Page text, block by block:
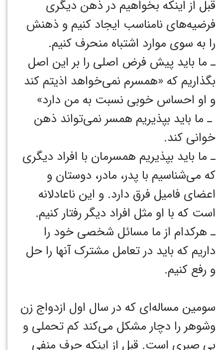
قبل از اینکه بخواهیم در ذهن دیگری
فرضیه‌های نامناسب ایجاد کنیم و ذهنش
را به سوی موارد اشتباه منحرف کنیم.
ـ ما باید پیش فرض اصلی را بر این اصل
بگذاریم که «همسرم نمی‌خواهد اذیتم کند
و او احساس خوبی نسبت به من دارد‎»
‎‏ ـ ما باید بپذیریم همسر نمی‌تواند ذهن
خوانی کند. ‏
ـ ما باید بپذیریم همسرمان با افراد دیگری
که می‌شناسیم با پدر، مادر، دوستان و
اعضای فامیل فرق دارد. و این ناعادلانه
است که با او مثل افراد دیگر رفتار کنیم. ‏
ـ هرکدام از ما مسائل شخصی خود را
داریم که باید در تعامل مشترک آنها را حل
و رفع کنیم. ‏
سومین مساله‌ای که در سال اول ازدواج زن
وشوهر را دچار مشکل می‌کند کم تحملی و
بی صبری است. قبل از اینکه حرف منفی